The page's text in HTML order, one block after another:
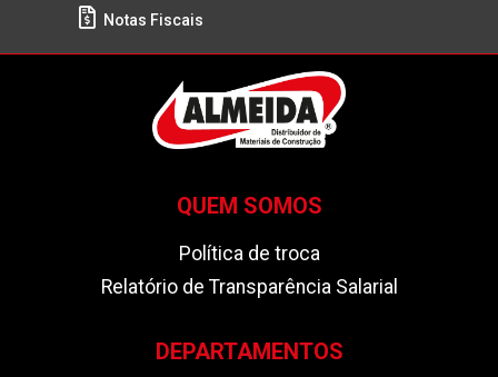
Notas Fiscais
QUEM SOMOS
Política de troca
Relatório de Transparência Salarial
DEPARTAMENTOS